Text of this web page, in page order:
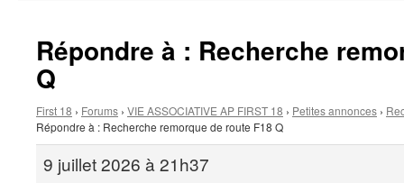
Répondre à : Recherche
Q
First 18 › Forums › VIE ASSOCIATIVE AP FIRST 18 › Petites annonces ›
Répondre à : Recherche remorque de route F18 Q
9 juillet 2026 à 21h37